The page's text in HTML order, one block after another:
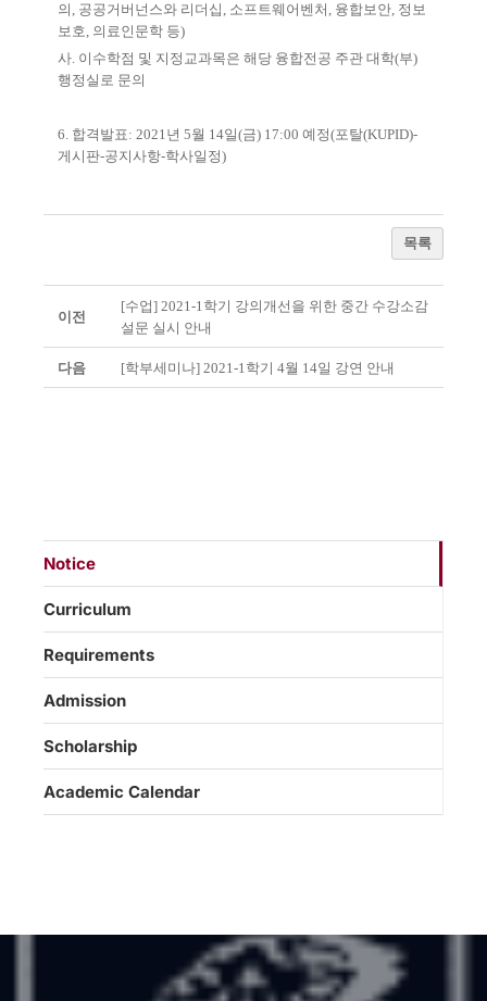
의 , 공공거버넌스와 리더십 , 소프트웨어벤처 , 융합보안, 정보
보호, 의료인문학 등)
사. 이수학점 및 지정교과목은 해당 융합전공 주관 대학(부)
행정실로 문의
6. 합격발표: 2021년 5월 14일(금) 17:00 예정(포탈(KUPID)-
게시판-공지사항-학사일정)
목록
이전
[수업] 2021-1학기 강의개선을 위한 중간 수강소감
설문 실시 안내
다음 [학부세미나] 2021-1학기 4월 14일 강연 안내
Notice
Curriculum
Requirements
Admission
Scholarship
Academic Calendar